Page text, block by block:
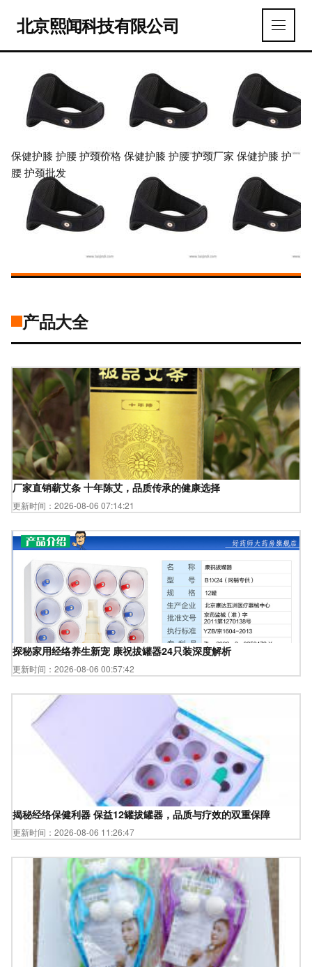
北京熙闻科技有限公司
保健护膝 护腰 护颈价格 保健护膝 护腰 护颈厂家 保健护膝 护
腰 护颈批发
产品大全
厂家直销蕲艾条 十年陈艾，品质传承的健康选择
更新时间：2026-08-06 07:14:21
探秘家用经络养生新宠 康祝拔罐器24只装深度解析
更新时间：2026-08-06 00:57:42
揭秘经络保健利器 保益12罐拔罐器，品质与疗效的双重保障
更新时间：2026-08-06 11:26:47